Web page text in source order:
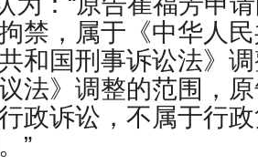
禁，属于《中华人
共和国刑事诉讼法》
法》调整的范围，
政诉讼，不属于行
”